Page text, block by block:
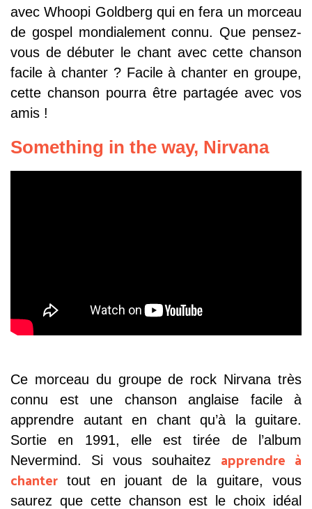
avec Whoopi Goldberg qui en fera un morceau
de gospel mondialement connu. Que pensez-
vous de débuter le chant avec cette chanson
facile à chanter ? Facile à chanter en groupe,
cette chanson pourra être partagée avec vos
amis !
Something in the way, Nirvana
Ce morceau du groupe de rock Nirvana très
connu est une chanson anglaise facile à
apprendre autant en chant qu’à la guitare.
Sortie en 1991, elle est tirée de l’album
Nevermind. Si vous souhaitez apprendre à
chanter tout en jouant de la guitare, vous
saurez que cette chanson est le choix idéal